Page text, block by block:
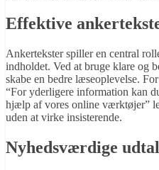
Effektive
Ankertekster spiller en central
indholdet. Ved at bruge klare og
skabe en bedre læseoplevelse.
“For yderligere information kan
hjælp af vores online værktøjer”
uden at virke insisterende.
Nyhedsværdige